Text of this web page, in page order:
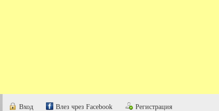
Вход Влез чрез Facebook Регистрация